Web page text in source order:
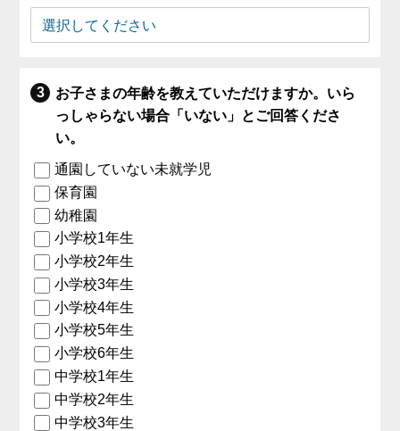
お子さまの年齢を教えていただけますか。いら
っしゃらない場合「いない」とご回答くださ
い。
通園していない未就学児
保育園
幼稚園
小学校1年生
小学校2年生
小学校3年生
小学校4年生
小学校5年生
小学校6年生
中学校1年生
中学校2年生
中学校3年生